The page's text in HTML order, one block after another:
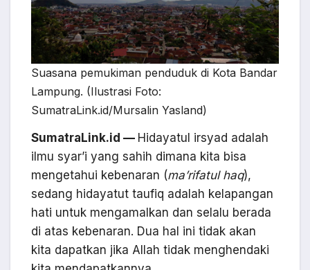
Suasana pemukiman penduduk di Kota Bandar
Lampung. (Ilustrasi Foto:
SumatraLink.id/Mursalin Yasland)
SumatraLink.id — Hidayatul irsyad adalah
ilmu syar’i yang sahih dimana kita bisa
mengetahui kebenaran (ma’rifatul haq),
sedang hidayatut taufiq adalah kelapangan
hati untuk mengamalkan dan selalu berada
di atas kebenaran. Dua hal ini tidak akan
kita dapatkan jika Allah tidak menghendaki